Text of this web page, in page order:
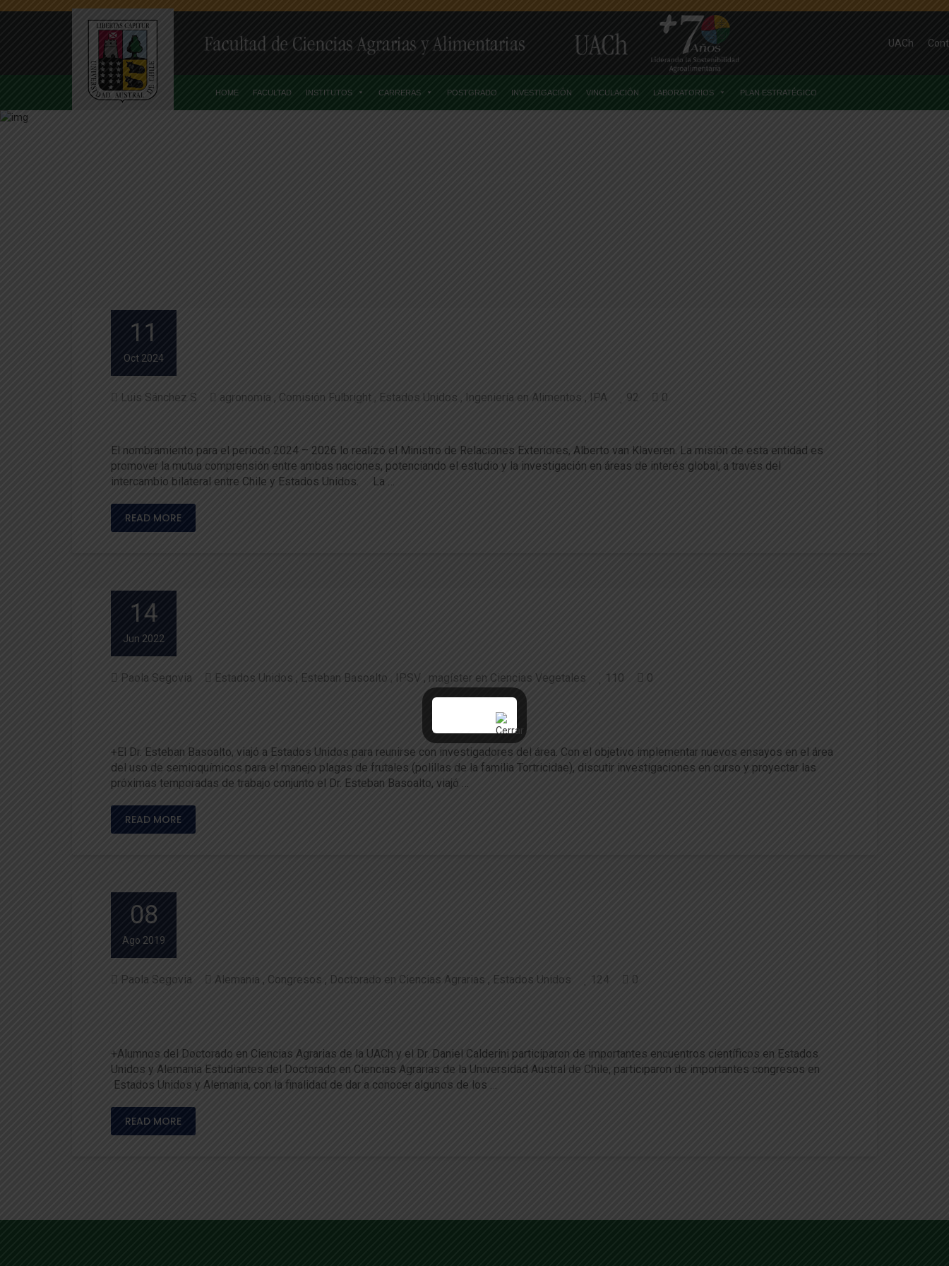
UACh
HOME FACULTAD INSTITUTOS CARRERAS POSTGRADO INVESTIGACIÓN VINCULACIÓN LABORATORIOS PLAN ESTRATÉGICO
11
Oct 2024
Luis Sánchez S agronomía Comisión Fulbright Estados Unidos Ingeniería en Alimentos IPA 92 0
El nombramiento para el período 2024 – 2026 lo realizó el Ministro de Relaciones Exteriores, Alberto van Klaveren. La misión de esta entidad es
promover la mutua comprensión entre ambas naciones, potenciando el estudio y la investigación en áreas de interés global, a través del
intercambio bilateral entre Chile y Estados Unidos. La …
READ MORE
14
Jun 2022
Paola Segovia Estados Unidos Esteban Basoalto IPSV magíster en Ciencias Vegetales 110 0
Potencian trabajo conjunto en uso de semioquímicos para el manejo plagas de frutales entre EEUU y
+El Dr. Esteban Basoalto, viajó a Estados Unidos para reunirse con investigadores del área. Con el objetivo implementar nuevos ensayos en el área
del uso de semioquímicos para el manejo plagas de frutales (polillas de la familia Tortricidae), discutir investigaciones en curso y proyectar las
próximas temporadas de trabajo conjunto el Dr. Esteban Basoalto, viajó …
READ MORE
08
Ago 2019
Paola Segovia Alemania Congresos Doctorado en Ciencias Agrarias Estados Unidos 124 0
+Alumnos del Doctorado en Ciencias Agrarias de la UACh y el Dr. Daniel Calderini participaron de importantes encuentros científicos en Estados
Unidos y Alemania Estudiantes del Doctorado en Ciencias Agrarias de la Universidad Austral de Chile, participaron de importantes congresos en
Estados Unidos y Alemania, con la finalidad de dar a conocer algunos de los …
READ MORE